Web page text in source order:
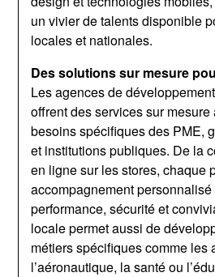
un vivier de talents disponible
locales et nationales.
Des solutions sur mesure
Les agences de
offrent des services sur
besoins spécifiques des PME,
et institutions publiques. De la
en ligne sur les stores, chaque
accompagnement
performance, sécurité et
locale permet aussi de
métiers spécifiques comme les
l’aéronautique, la santé ou